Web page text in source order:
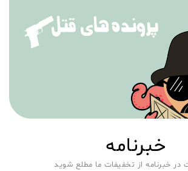
خبرنامه
در خبرنامه از تخفیفات ما مطلع شوید